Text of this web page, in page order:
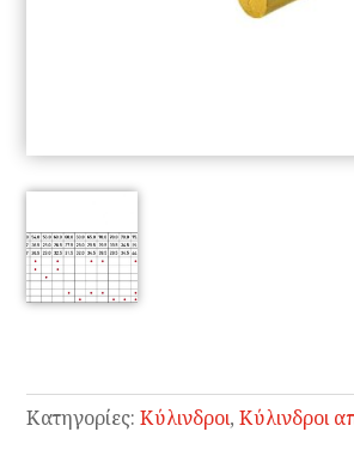
Κατηγορίες:Κύλινδροι,Κύλινδροι